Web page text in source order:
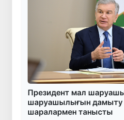
Президент мал
шаруашылығын дамыту
шаралармен танысты